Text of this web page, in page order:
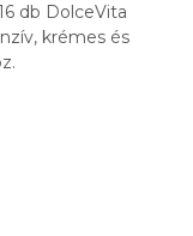
db DolceVita
krémes és